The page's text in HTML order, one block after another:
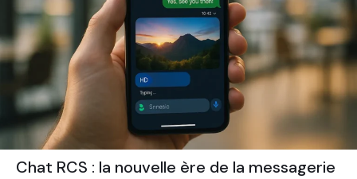
Chat RCS : la nouvelle ère de la messagerie